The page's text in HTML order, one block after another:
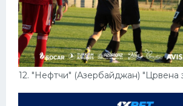
12. "Нефтчи" (Азербайджан) "Црвена